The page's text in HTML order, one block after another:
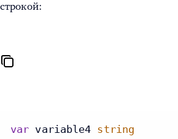
строкой:
var variable4 string